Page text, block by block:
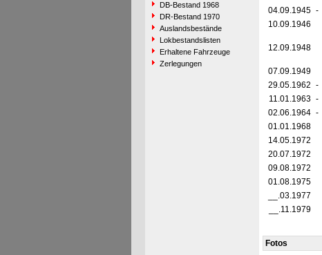
DB-Bestand 1968
DR-Bestand 1970
Auslandsbestände
Lokbestandslisten
Erhaltene Fahrzeuge
Zerlegungen
04.09.1945 -
10.09.1946
12.09.1948
07.09.1949
29.05.1962 -
11.01.1963 -
02.06.1964 -
01.01.1968
14.05.1972
20.07.1972
09.08.1972
01.08.1975
__.03.1977
__.11.1979
Fotos